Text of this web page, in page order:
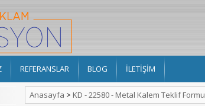
REFERANSLAR BLOG İLETİŞİM
Anasayfa > KD - 22580 - Metal Kalem Teklif Formu